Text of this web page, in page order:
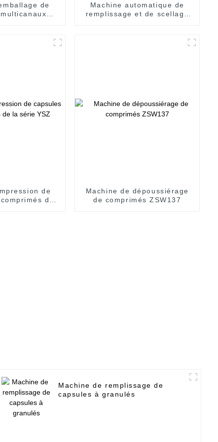
de
Machine automatique de
remplissage et de scellage
de
de
Machine de dépoussiérage
de comprimés ZSW137
Machine de remplissage de
capsules à granulés